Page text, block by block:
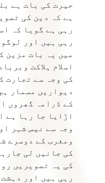
حیرت کی بات ہے
ہے کہ دین کی
رہی ہے گویا کہ
رہی ہیں اور
میں یہ بات مزین
اسلام ہلاکت
کی وجہ سے تجارت
دیواریں مسمار
کے ڈرامہ گھروں
اڑایا جا رہا ہے
وجہ سے نیس شہر
ومغرب کے دوسرے
کی جانیں لی
کی یہ تصویریں
رہی ہیں اور